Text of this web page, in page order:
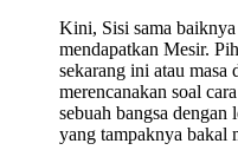
Kini, Sisi sama
mendapatkan Mesir.
sekarang ini atau masa
merencanakan soal
sebuah bangsa
yang tampaknya bakal